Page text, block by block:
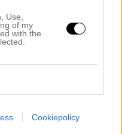
Use,
of my
with the
Cookiepolicy